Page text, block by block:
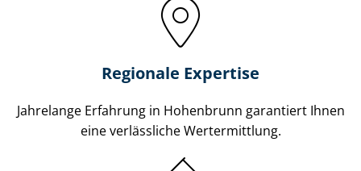
Regionale Expertise
Jahrelange Erfahrung in Hohenbrunn garantiert Ihnen
eine verlässliche Wertermittlung.